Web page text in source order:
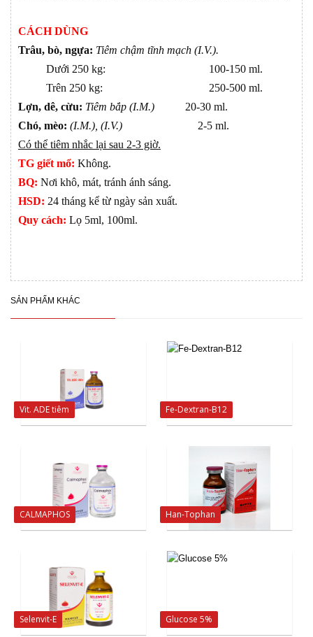
CÁCH DÙNG
Trâu, bò, ngựa: Tiêm chậm tĩnh mạch (I.V.).
Dưới 250 kg: 100-150 ml.
Trên 250 kg: 250-500 ml.
Lợn, dê, cừu: Tiêm bắp (I.M.) 20-30 ml.
Chó, mèo: (I.M.), (I.V.)
2-5 ml.
Có thể tiêm nhắc lại sau 2-3 giờ.
TG giết mổ: Không.
BQ: Nơi khô, mát, tránh ánh sáng.
HSD: 24 tháng kể từ ngày sản xuất.
Quy cách: Lọ 5ml, 100ml.
SẢN PHẨM KHÁC
Vit. ADE tiêm Fe-Dextran-B12
CALMAPHOS Han-Tophan
Selenvit-E Glucose 5%